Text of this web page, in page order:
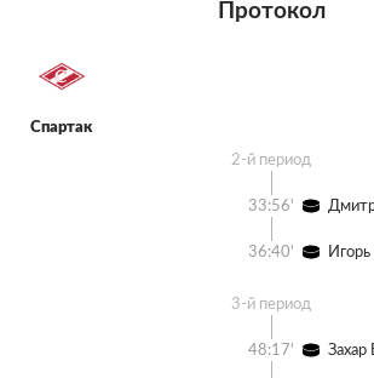
Протокол
Спартак
2-й период
33:56'
36:40'
3-й период
Захар
48:17'